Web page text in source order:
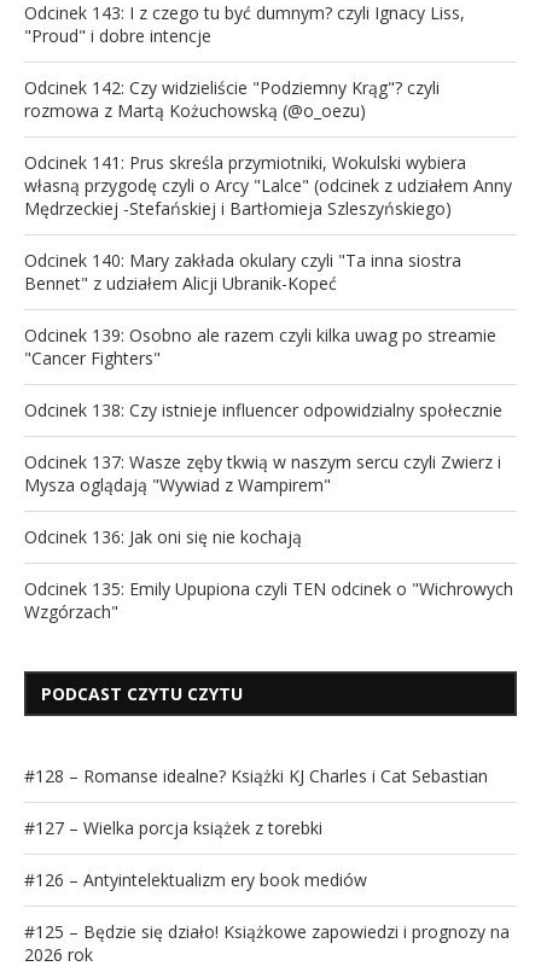
Odcinek 143: I z czego tu być dumnym? czyli Ignacy Liss,
"Proud" i dobre intencje
Odcinek 142: Czy widzieliście "Podziemny Krąg"? czyli
rozmowa z Martą Kożuchowską (@o_oezu)
Odcinek 141: Prus skreśla przymiotniki, Wokulski wybiera
własną przygodę czyli o Arcy "Lalce" (odcinek z udziałem Anny
Mędrzeckiej -Stefańskiej i Bartłomieja Szleszyńskiego)
Odcinek 140: Mary zakłada okulary czyli "Ta inna siostra
Bennet" z udziałem Alicji Ubranik-Kopeć
Odcinek 139: Osobno ale razem czyli kilka uwag po streamie
"Cancer Fighters"
Odcinek 138: Czy istnieje influencer odpowidzialny społecznie
Odcinek 137: Wasze zęby tkwią w naszym sercu czyli Zwierz i
Mysza oglądają "Wywiad z Wampirem"
Odcinek 136: Jak oni się nie kochają
Odcinek 135: Emily Upupiona czyli TEN odcinek o "Wichrowych
Wzgórzach"
PODCAST CZYTU CZYTU
#128 – Romanse idealne? Książki KJ Charles i Cat Sebastian
#127 – Wielka porcja książek z torebki
#126 – Antyintelektualizm ery book mediów
#125 – Będzie się działo! Książkowe zapowiedzi i prognozy na
2026 rok